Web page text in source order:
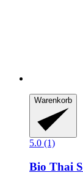
Warenkorb
5.0 (1)
Bio Thai